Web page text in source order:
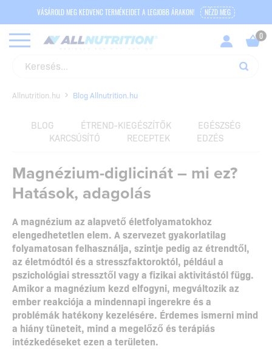
VÁSÁROLD MEG KEDVENC TERMÉKEIDET A LEGJOBB ÁRAKON! NÉZD MEG
Allnutrition.hu Blog Allnutrition.hu
BLOG ÉTREND-KIEGÉSZÍTŐK
EGÉSZSÉG
KARCSÚSÍTÓ
RECEPTEK EDZÉS
Magnézium-diglicinát – mi ez?
Hatások, adagolás
A magnézium az alapvető életfolyamatokhoz
elengedhetetlen elem. A szervezet gyakorlatilag
folyamatosan felhasználja, szintje pedig az étrendtől,
az életmódtól és a stresszfaktoroktól, például a
pszichológiai stressztől vagy a fizikai aktivitástól függ.
Amikor a magnézium kezd elfogyni, megváltozik az
ember reakciója a mindennapi ingerekre és a
problémák hatékony kezelésére. Érdemes ismerni mind
a hiány tüneteit, mind a megelőző és terápiás
intézkedéseket ezen a területen.